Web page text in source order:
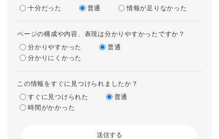
十分だった
普通 情報が足りなかった
ページの構成や内容、表現は分かりやすかったですか？
分かりやすかった
普通
分かりにくかった
この情報をすぐに見つけられましたか？
すぐに見つけられた
普通
時間がかかった